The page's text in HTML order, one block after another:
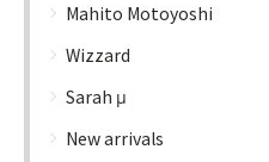
Mahito Motoyoshi
Wizzard
Sarah μ
New arrivals